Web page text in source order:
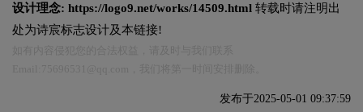
设计理念: https://logo9.net/works/14509.html 转载时请注明出
处为诗宸标志设计及本链接!
发布于2025-05-01 09:37:59